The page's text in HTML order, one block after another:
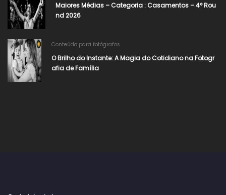
Maiores Médias – Categoria : Casamentos – 4° Rou
nd 2026
Conteúdo para fotógrafos
O Brilho do Instante: A Magia do Cotidiano na Fotogr
afia de Família